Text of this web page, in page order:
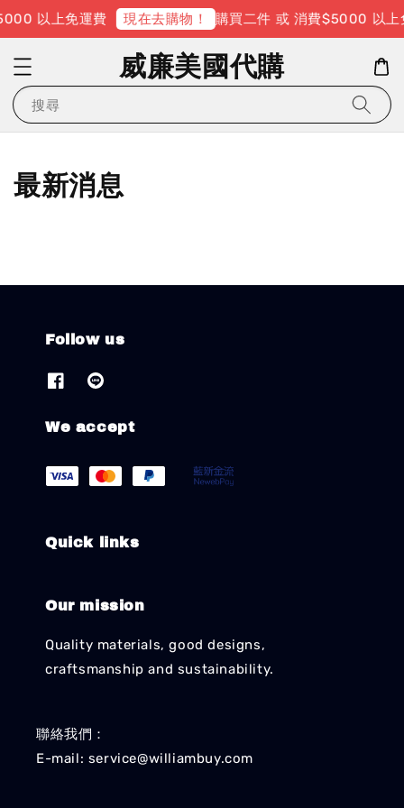
以上免運費 現在去購物！ 購買二件 或 消費$5000 以上
威廉美國代購
搜尋
最新消息
Follow us
We accept
Quick links
Our mission
Quality materials, good designs,
craftsmanship and sustainability.
聯絡我們：
E-mail: service@williambuy.com